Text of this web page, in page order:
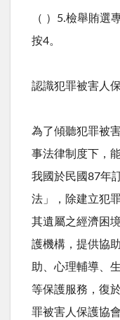
（ ）5.檢舉賄選
按4。
認識犯罪被害人
為了傾聽犯罪被
事法律制度下，
我國於民國87年
法」，除建立犯
其遺屬之經濟困
護機構，提供協
助、心理輔導、
等保護服務，復
罪被害人保護協